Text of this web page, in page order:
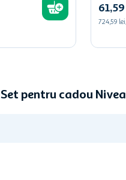
61,59
724,59
Set pentru cadou